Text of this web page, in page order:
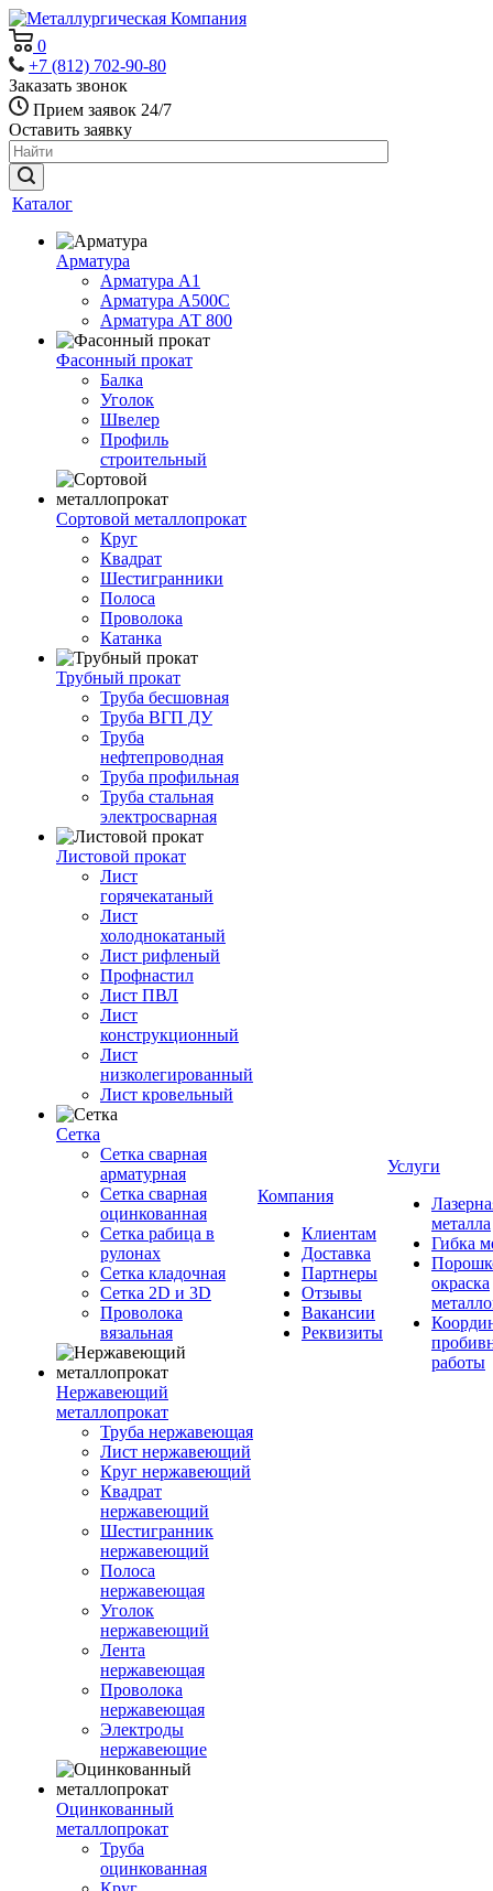
0
+7 (812) 702-90-80
Заказать звонок
Прием заявок 24/7
Оставить заявку
Каталог
Арматура
Арматура А1
Арматура А500С
Арматура АТ 800
Фасонный прокат
Балка
Уголок
Швелер
Профиль
строительный
Сортовой металлопрокат
Круг
Квадрат
Шестигранники
Полоса
Проволока
Катанка
Трубный прокат
Труба бесшовная
Труба ВГП ДУ
Труба
нефтепроводная
Труба профильная
Труба стальная
электросварная
Листовой прокат
Лист
горячекатаный
Лист
холоднокатаный
Лист рифленый
Профнастил
Лист ПВЛ
Лист
конструкционный
Лист
низколегированный
Лист кровельный
Сетка
Сетка сварная
арматурная
Сетка сварная
оцинкованная
Сетка рабица в
рулонах
Сетка кладочная
Сетка 2D и 3D
Проволока
вязальная
Нержавеющий
металлопрокат
Труба нержавеющая
Лист нержавеющий
Круг нержавеющий
Квадрат
нержавеющий
Шестигранник
нержавеющий
Полоса
нержавеющая
Уголок
нержавеющий
Лента
нержавеющая
Проволока
нержавеющая
Электроды
нержавеющие
Оцинкованный
металлопрокат
Труба
оцинкованная
Компания
Клиентам
Доставка
Партнеры
Отзывы
Вакансии
Реквизиты
Услуги
металла
Гибка
окраска
работы